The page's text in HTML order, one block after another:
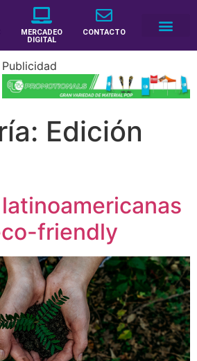
MERCADEO
DIGITAL
CONTACTO
Publicidad
Edición
friendly